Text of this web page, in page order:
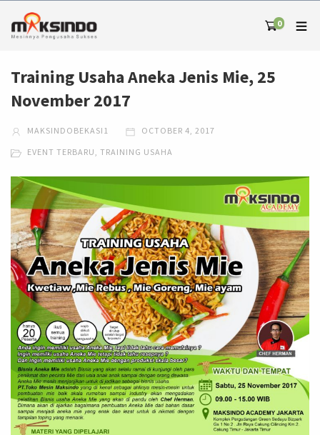
0
Training Usaha Aneka Jenis Mie, 25
November 2017
MAKSINDOBEKASI1 OCTOBER 4, 2017
EVENT TERBARU, TRAINING USAHA